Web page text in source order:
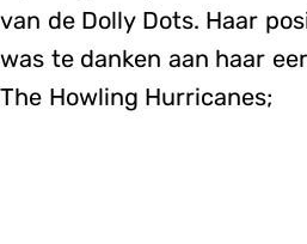
van de Dolly Dots. Haar
was te danken aan haar
The Howling Hurricanes;